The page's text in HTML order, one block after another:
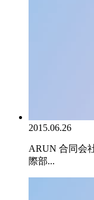
2015.06.26
ARUN 合同会
際部...